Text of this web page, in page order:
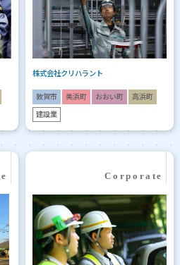
株式会社クリハラント
敦賀市 美浜町 おおい町 高浜町
建設業